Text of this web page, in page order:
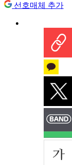
선호매체 추가